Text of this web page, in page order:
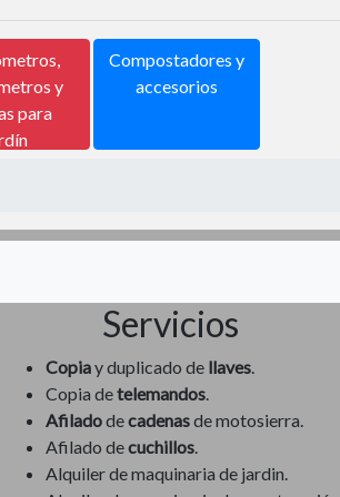
y
para
Compostadores y
accesorios
Servicios
Copiay duplicado de llaves.
Copia detelemandos.
Afiladodecadenasde motosierra.
Afilado decuchillos.
Alquiler de maquinaria de jardin.